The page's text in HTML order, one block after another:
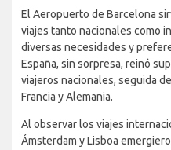
El Aeropuerto de Barcelona
viajes tanto nacionales como
diversas necesidades y
España, sin sorpresa, reinó
viajeros nacionales, seguida
Francia y Alemania.
Al observar los viajes
Ámsterdam y Lisboa